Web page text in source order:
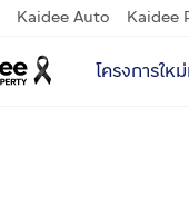
Kaidee Auto Kaidee
โครงการใหม่